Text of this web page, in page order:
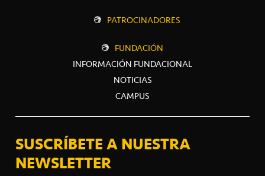
PATROCINADORES
FUNDACIÓN
INFORMACIÓN FUNDACIONAL
NOTICIAS
CAMPUS
SUSCRÍBETE A NUESTRA
NEWSLETTER